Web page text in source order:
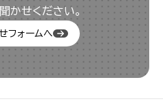
かせください。
フォームへ